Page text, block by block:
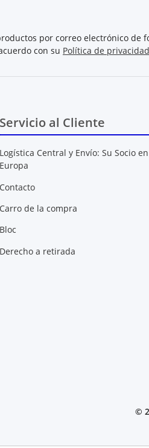
por correo electrónico de
con su Política de privacidad
Servicio al Cliente
Logística Central y Envío: Su Socio en
Europa
Contacto
Carro de la compra
Bloc
Derecho a retirada
©